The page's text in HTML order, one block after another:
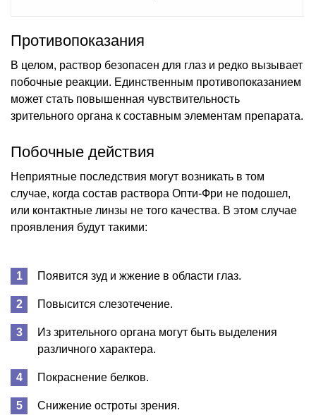
Противопоказания
В целом, раствор безопасен для глаз и редко вызывает
побочные реакции. Единственным противопоказанием
может стать повышенная чувствительность
зрительного органа к составным элементам препарата.
Побочные действия
Неприятные последствия могут возникать в том
случае, когда состав раствора Опти-Фри не подошел,
или контактные линзы не того качества. В этом случае
проявления будут такими:
Появится зуд и жжение в области глаз.
Повысится слезотечение.
Из зрительного органа могут быть выделения
различного характера.
Покраснение белков.
Снижение остроты зрения.